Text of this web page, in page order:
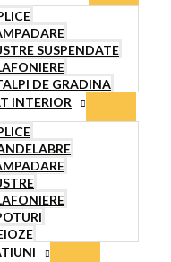
SUSPENDATE
DE GRADINA
INTERIOR